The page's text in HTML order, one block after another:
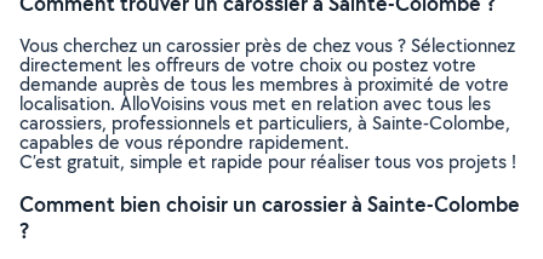
Vous cherchez un carossier près de chez vous ? Sélectionnez
directement les offreurs de votre choix ou postez votre
demande auprès de tous les membres à proximité de votre
localisation. AlloVoisins vous met en relation avec tous les
carossiers, professionnels et particuliers, à Sainte-Colombe,
capables de vous répondre rapidement.
C’est gratuit, simple et rapide pour réaliser tous vos projets !
Comment bien choisir un carossier à Sainte-Colombe
?